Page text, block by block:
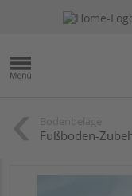
Fußboden-